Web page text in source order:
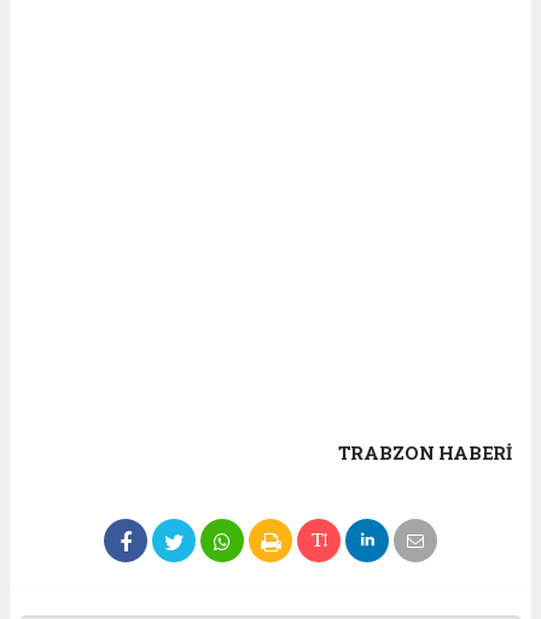
TRABZON HABERİ